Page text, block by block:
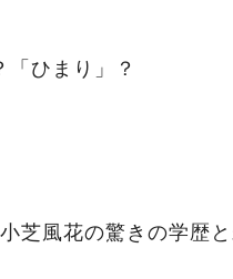
ひまり」？
芝風花の驚きの学歴